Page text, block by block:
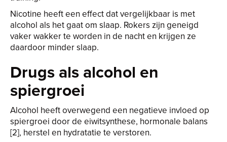
Nicotine heeft een effect dat vergelijkbaar is met
alcohol als het gaat om slaap. Rokers zijn geneigd
vaker wakker te worden in de nacht en krijgen ze
daardoor minder slaap.
Drugs als alcohol en
spiergroei
Alcohol heeft overwegend een negatieve invloed op
spiergroei door de eiwitsynthese, hormonale balans
[2], herstel en hydratatie te verstoren.